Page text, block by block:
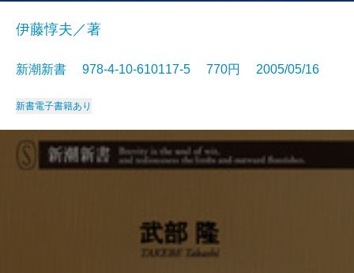
伊藤惇夫／著
新潮新書 978-4-10-610117-5 770円 2005/05/16
新書電子書籍あり